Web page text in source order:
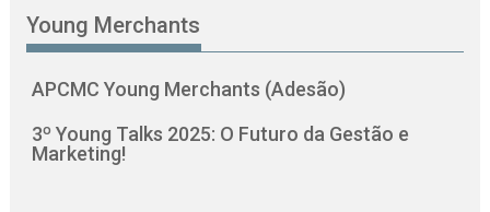
Young Merchants
APCMC Young Merchants (Adesão)
3º Young Talks 2025: O Futuro da Gestão e
Marketing!